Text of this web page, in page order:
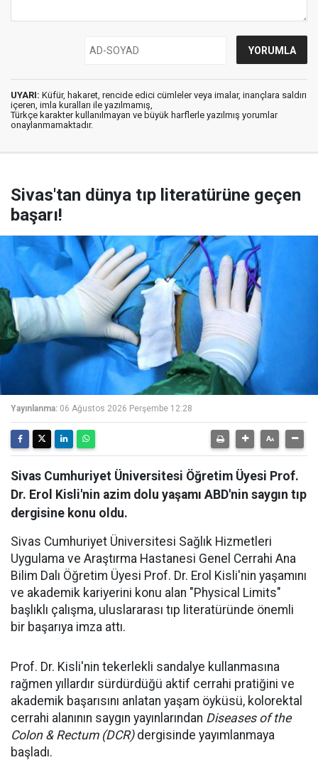
UYARI: Küfür, hakaret, rencide edici cümleler veya imalar, inançlara saldırı
içeren, imla kuralları ile yazılmamış,
Türkçe karakter kullanılmayan ve büyük harflerle yazılmış yorumlar
onaylanmamaktadır.
Sivas'tan dünya tıp literatürüne geçen
başarı!
Yayınlanma: 06 Ağustos 2026 Perşembe 12:28
Sivas Cumhuriyet Üniversitesi Öğretim Üyesi Prof.
Dr. Erol Kisli'nin azim dolu yaşamı ABD'nin saygın tıp
dergisine konu oldu.
Sivas Cumhuriyet Üniversitesi Sağlık Hizmetleri
Uygulama ve Araştırma Hastanesi Genel Cerrahi Ana
Bilim Dalı Öğretim Üyesi Prof. Dr. Erol Kisli'nin yaşamını
ve akademik kariyerini konu alan "Physical Limits"
başlıklı çalışma, uluslararası tıp literatüründe önemli
bir başarıya imza attı.
Prof. Dr. Kisli'nin tekerlekli sandalye kullanmasına
rağmen yıllardır sürdürdüğü aktif cerrahi pratiğini ve
akademik başarısını anlatan yaşam öyküsü, kolorektal
cerrahi alanının saygın yayınlarından Diseases of the
Colon & Rectum (DCR)dergisinde yayımlanmaya
başladı.